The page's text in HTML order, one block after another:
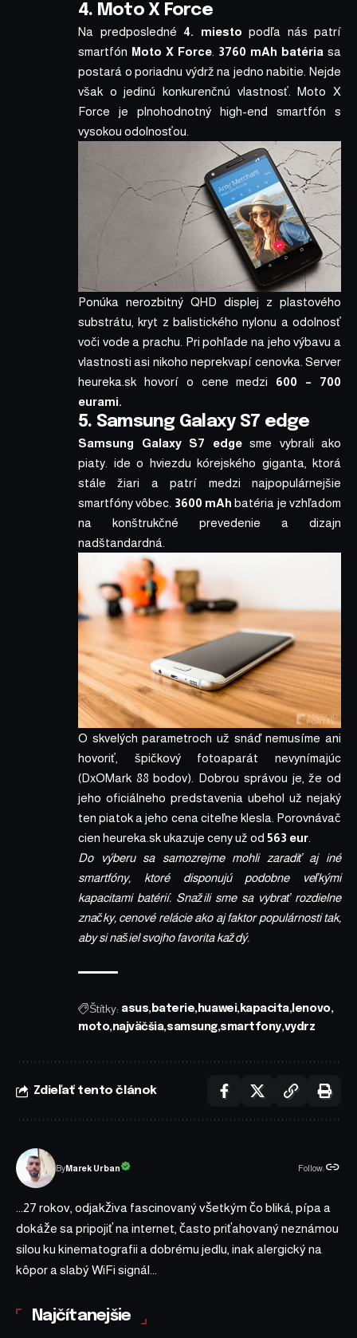
4. Moto X Force
Na predposledné 4. miesto podľa nás patrí
smartfón Moto X Force 3760 mAh batéria sa
postará o poriadnu výdrž na jedno nabitie. Nejde
však o jedinú konkurenčnú vlastnosť. Moto X
Force je plnohodnotný high-end smartfón s
vysokou odolnosťou.
Ponúka nerozbitný QHD displej z plastového
substrátu, kryt z balistického nylonu a odolnosť
voči vode a prachu. Pri pohľade na jeho výbavu a
vlastnosti asi nikoho neprekvapí cenovka. Server
heureka.sk hovorí o cene medzi 600 – 700
eurami.
5. Samsung Galaxy S7 edge
Samsung Galaxy S7 edgesme vybrali ako
piaty. ide o hviezdu kórejského giganta, ktorá
stále žiari a patrí medzi najpopulárnejšie
smartfóny vôbec. 3600 mAh batéria je vzhľadom
na konštrukčné prevedenie a dizajn
nadštandardná.
O skvelých parametroch už snáď nemusíme ani
hovoriť, špičkový fotoaparát nevynímajúc
(DxOMark 88 bodov). Dobrou správou je, že od
jeho oficiálneho predstavenia ubehol už nejaký
ten piatok a jeho cena citeľne klesla. Porovnávač
cien heureka.skukazuje ceny už od 563 eur
Do výberu sa samozrejme mohli zaradiť aj iné
smartfóny, ktoré disponujú podobne veľkými
kapacitami batérií. Snažili sme sa vybrať rozdielne
značky, cenové relácie ako aj faktor populárnosti tak,
aby si našiel svojho favorita každý.
Štítky: asus baterie huawei kapacita lenovo
moto najväčšia samsung smartfony vydrz
Zdieľať tento článok
ByMarek Urban Follow:
...27 rokov, odjakživa fascinovaný všetkým čo bliká, pípa a
dokáže sa pripojiť na internet, často priťahovaný neznámou
silou ku kinematografii a dobrému jedlu, inak alergický na
kôpor a slabý WiFi signál...
Najčítanejšie